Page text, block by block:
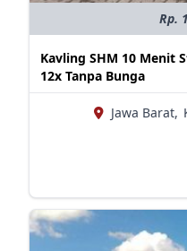
Rp.
Kavling SHM 10 Menit
12x Tanpa Bunga
Jawa Barat,